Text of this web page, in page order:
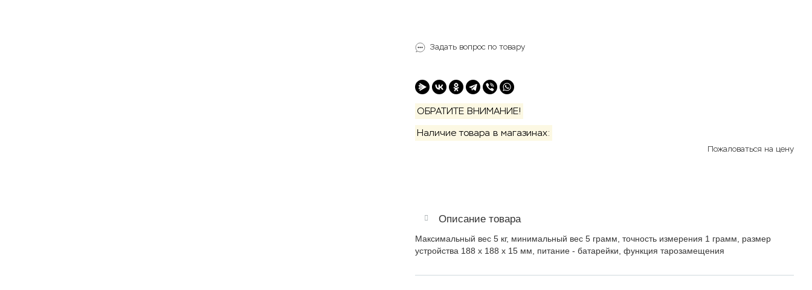
Задать вопрос по товару
ОБРАТИТЕ ВНИМАНИЕ!
Наличие товара в магазинах:
Пожаловаться на цену
Описание товара
Максимальный вес 5 кг, минимальный вес 5 грамм, точность измерения 1 грамм, размер
устройства 188 х 188 х 15 мм, питание - батарейки, функция тарозамещения